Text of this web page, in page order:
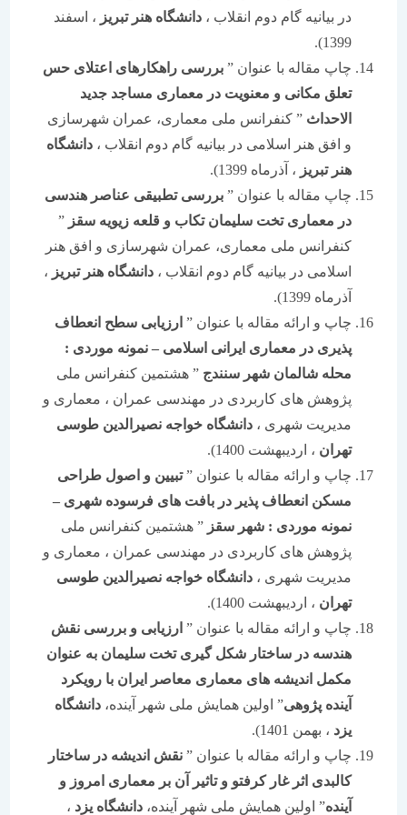
در بیانیه گام دوم انقلاب ،دانشگاه هنر تبریز ، اسفند
چاپ مقاله با عنوان ”بررسی راهکارهای اعتلای حس
تعلق مکانی و معنویت در معماری مساجد جدید
الاحداث” کنفرانس ملی معماری، عمران شهرسازی
و افق هنر اسلامی در بیانیه گام دوم انقلاب ،دانشگاه
هنر تبریز ، آذرماه 1399).
چاپ مقاله با عنوان ”بررسی تطبیقی عناصر هندسی
در معماری تخت سلیمان تکاب و قلعه زیویه سقز”
کنفرانس ملی معماری، عمران شهرسازی و افق هنر
اسلامی در بیانیه گام دوم انقلاب ،دانشگاه هنر تبریز ،
آذرماه 1399).
چاپ و ارائه مقاله با عنوان ”ارزیابی سطح انعطاف
پذیری در معماری ایرانی اسلامی–نمونه موردی :
محله شالمان شهر سنندج” هشتمین کنفرانس ملی
پژوهش های کاربردی در مهندسی عمران ، معماری و
مدیریت شهری ،دانشگاه خواجه نصیرالدین طوسی
، اردیبهشت 1400).
چاپ و ارائه مقاله با عنوان ”تبیین و اصول طراحی
مسکن انعطاف پذیر در بافت های فرسوده شهری–
نمونه موردی : شهر سقز ” هشتمین کنفرانس ملی
پژوهش های کاربردی در مهندسی عمران ، معماری و
مدیریت شهری ،دانشگاه خواجه نصیرالدین طوسی
، اردیبهشت 1400).
چاپ و ارائه مقاله با عنوان ”ارزیابی و بررسی نقش
هندسه در ساختار شکل گیری تخت سلیمان به عنوان
مکمل اندیشه های معماری معاصر ایران با رویکرد
آینده پژوهی” اولین همایش ملی شهر آینده،
دانشگاه
، بهمن 1401).
چاپ و ارائه مقاله با عنوان ”نقش اندیشه درساختار
کالبدیاثر غار کرفتو و تاثیر آن بر معماری امروز و
” اولین همایش ملی شهر آینده، دانشگاه یزد،